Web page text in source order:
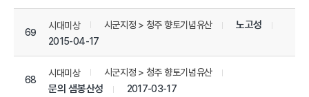
69
시대미상 시군지정 > 청주 향토기념유산 노고성
2015-04-17
68
시대미상 시군지정 > 청주 향토기념유산
문의 샘봉산성 2017-03-17